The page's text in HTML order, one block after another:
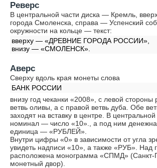
Реверс
В центральной части диска — Кремль,
города Смоленска, справа — Успенский
окружности на кольце — текст:
вверху — «ДРЕВНИЕ ГОРОДА РОССИИ»,
внизу — «СМОЛЕНСК».
Аверс
Сверху вдоль края монеты слова
БАНК РОССИИ
внизу год чеканки «2008», с левой стороны
ветвь оливы, а с правой ветвь дуба. Обе
заходят на вставку в центре. В центральной
номинал — число «10»., а под ним
единица — «РУБЛЕЙ».
Внутри цифры «0» в зависимости от угла
увидеть надписи «10», а также «РУБ». Над
расположена монограмма «СПМД» (Санкт-
монетный двор).